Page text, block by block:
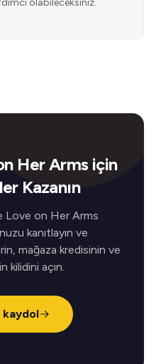
olabileceksiniz.
Her Arms için
Kazanın
Love on Her Arms
kanıtlayın ve
mağaza kredisinin ve
kilidini açın.
kaydol